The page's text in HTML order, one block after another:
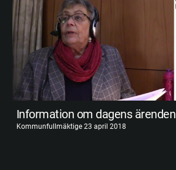
Information om dagens ärenden
Kommunfullmäktige 23 april 2018